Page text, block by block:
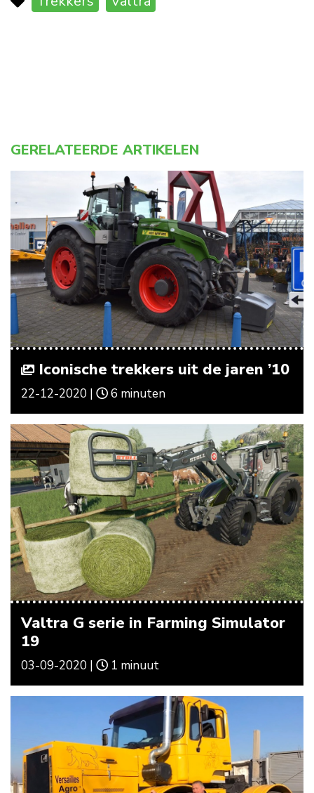
GERELATEERDE ARTIKELEN
Iconische trekkers uit de jaren ’10
22-12-2020 | 6 minuten
Valtra G serie in Farming Simulator
19
03-09-2020 | 1 minuut